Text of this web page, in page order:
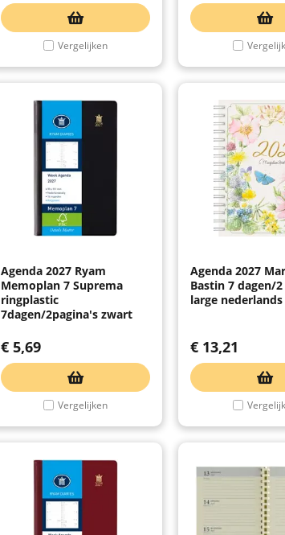
Vergelijken
Agenda 2027 Ryam
Memoplan 7 Suprema
ringplastic
7dagen/2pagina's zwart
€ 5,69
Vergelijken
Agenda 2027
Bastin 7 dagen/
large nederlands
€ 13,21